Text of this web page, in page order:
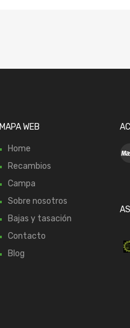
MAPA WEB
Home
Recambios
Campa
Sobre nosotros
Bajas y tasación
Contacto
Blog